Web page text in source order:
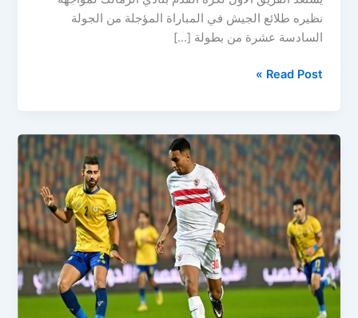
نظيره طلائع الجيش في المباراة المؤجلة من الجولة
السادسة عشرة من بطولة […]
الزمالك
الجيش
في
عودة
مباريات
الدوري
المصري
Read Post »